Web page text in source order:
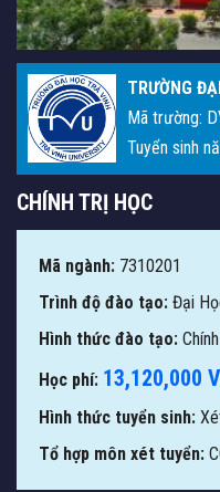
TRƯỜNG
Mã trường:
Tuyển sinh
CHÍNH TRỊ HỌC
Mã ngành: 7310201
Trình độ đào tạo: Đại
Hình thức đào tạo:
Học phí: 13,120,000
Hình thức tuyển sinh:
Tổ hợp môn xét tuyển: